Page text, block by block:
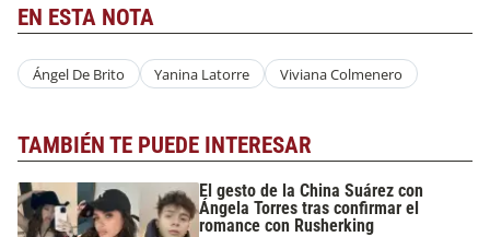
EN ESTA NOTA
Ángel De Brito Yanina Latorre Viviana Colmenero
TAMBIÉN TE PUEDE INTERESAR
El gesto de la China Suárez con
Ángela Torres tras confirmar el
romance con Rusherking